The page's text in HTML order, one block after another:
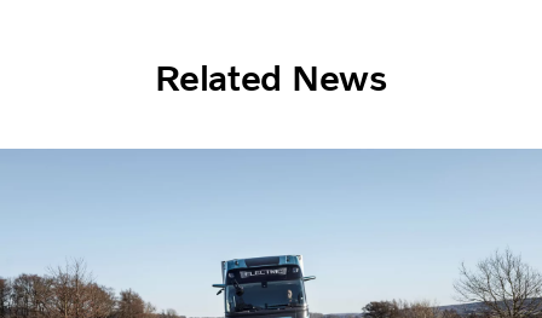
Related News